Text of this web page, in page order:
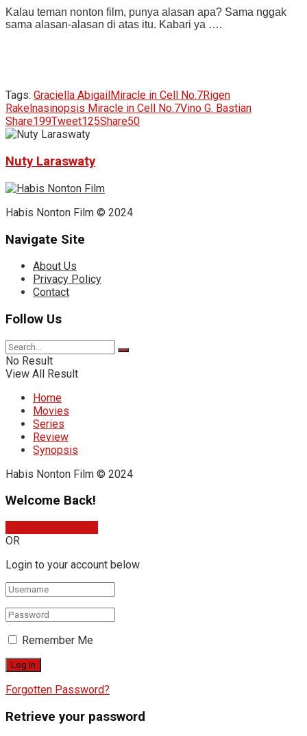
Kalau teman nonton film, punya alasan apa? Sama nggak
sama alasan-alasan di atas itu. Kabari ya ….
Tags: Graciella Abigail Miracle in Cell No.7Rigen
Rakelnasinopsis Miracle in Cell No.7Vino G. Bastian
Share199Tweet125Share50
Nuty Laraswaty
Habis Nonton Film © 2024
Navigate Site
About Us
Privacy Policy
Contact
Follow Us
No Result
View All Result
Home
Movies
Series
Review
Synopsis
Habis Nonton Film © 2024
Welcome Back!
OR
Login to your account below
Remember Me
Forgotten Password?
Retrieve your password